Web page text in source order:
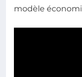
modèle